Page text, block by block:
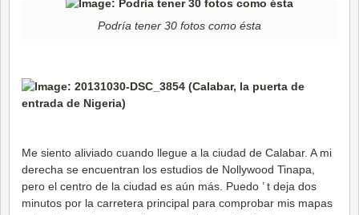
Podría tener 30 fotos como ésta
Me siento aliviado cuando llegue a la ciudad de Calabar. A mi
derecha se encuentran los estudios de Nollywood Tinapa,
pero el centro de la ciudad es aún más. Puedo ’ t deja dos
minutos por la carretera principal para comprobar mis mapas